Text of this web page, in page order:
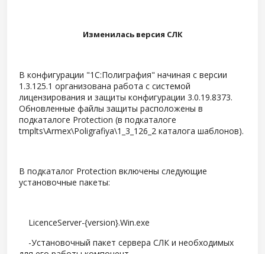
Изменилась версия СЛК
В конфигурации "1С:Полиграфия" начиная с версии
1.3.125.1 организована работа с системой
лицензирования и защиты конфигурации 3.0.19.8373.
Обновленные файлы защиты расположены в
подкаталоге Protection (в подкаталоге
tmplts\Armex\Poligrafiya\1_3_126_2 каталога шаблонов).
В подкаталог Protection включены следующие
установочные пакеты:
LicenceServer-{version}.Win.exe
-Установочный пакет сервера СЛК и необходимых